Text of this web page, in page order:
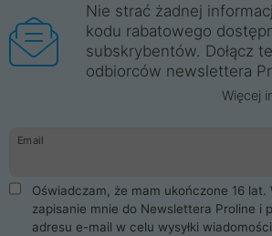
Nie strać żadnej
kodu rabatowego
subskrybentów. Dołącz
odbiorców newslettera
Więcej
Email
Oświadczam, że mam ukończone 16 lat.
zapisanie mnie do Newslettera Proline i
adresu e-mail w celu wysyłki